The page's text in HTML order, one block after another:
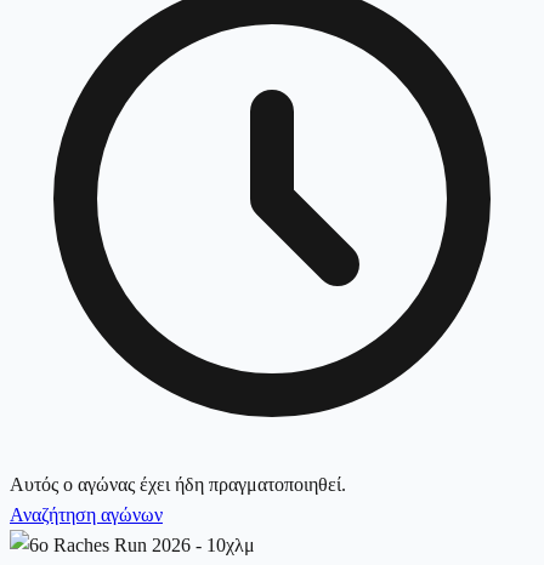
Αυτός ο αγώνας έχει ήδη πραγματοποιηθεί.
Αναζήτηση αγώνων